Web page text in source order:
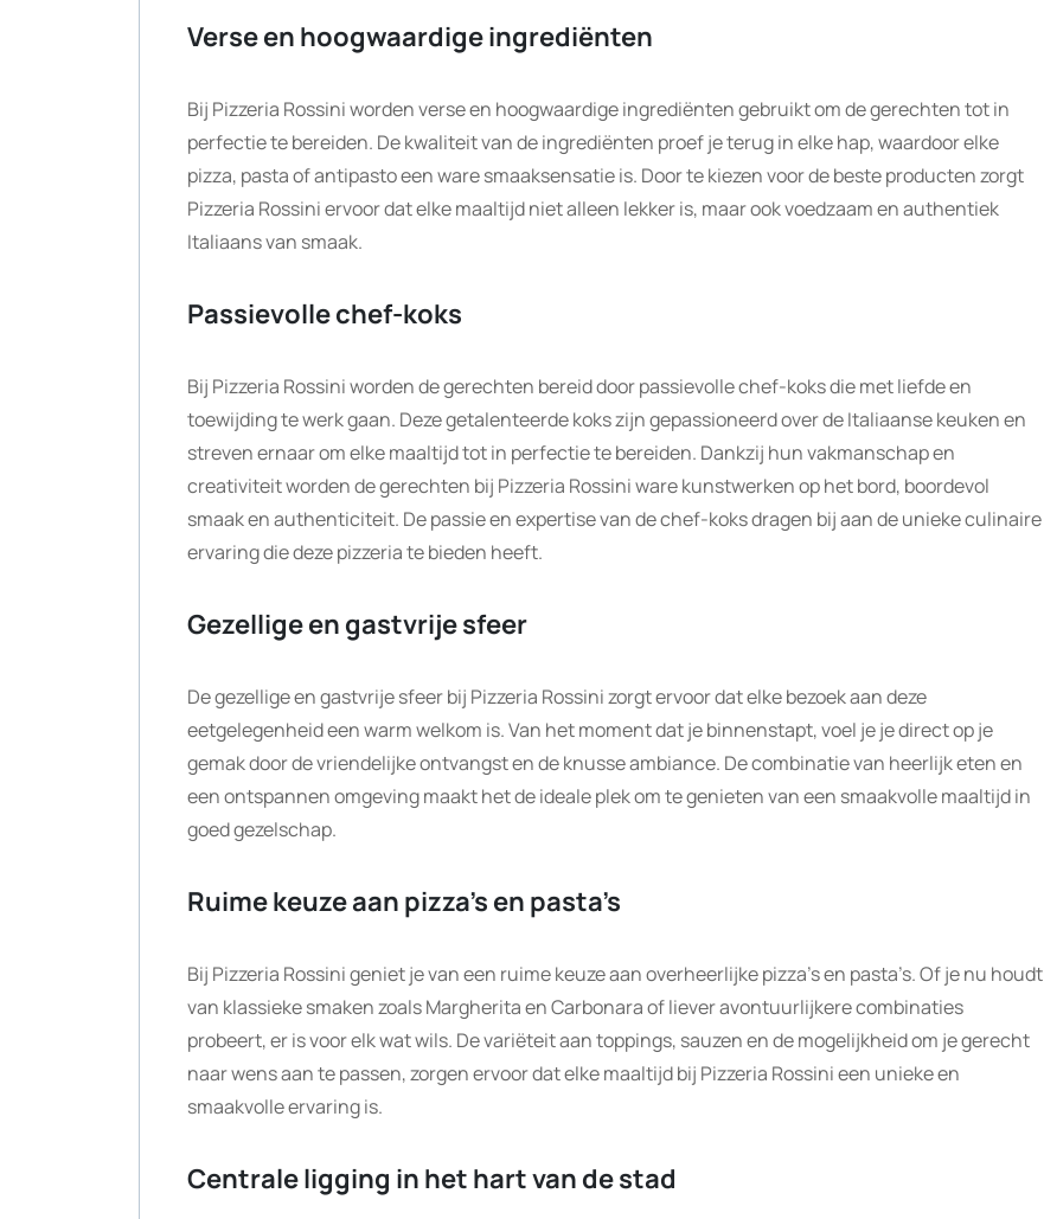
Verse en hoogwaardige ingrediënten
Bij Pizzeria Rossini worden verse en hoogwaardige ingrediënten gebruikt om de gerechten tot in
perfectie te bereiden. De kwaliteit van de ingrediënten proef je terug in elke hap, waardoor elke
pizza, pasta of antipasto een ware smaaksensatie is. Door te kiezen voor de beste producten zorgt
Pizzeria Rossini ervoor dat elke maaltijd niet alleen lekker is, maar ook voedzaam en authentiek
Italiaans van smaak.
Passievolle chef-koks
Bij Pizzeria Rossini worden de gerechten bereid door passievolle chef-koks die met liefde en
toewijding te werk gaan. Deze getalenteerde koks zijn gepassioneerd over de Italiaanse keuken en
streven ernaar om elke maaltijd tot in perfectie te bereiden. Dankzij hun vakmanschap en
creativiteit worden de gerechten bij Pizzeria Rossini ware kunstwerken op het bord, boordevol
smaak en authenticiteit. De passie en expertise van de chef-koks dragen bij aan de unieke culinaire
ervaring die deze pizzeria te bieden heeft.
Gezellige en gastvrije sfeer
De gezellige en gastvrije sfeer bij Pizzeria Rossini zorgt ervoor dat elke bezoek aan deze
eetgelegenheid een warm welkom is. Van het moment dat je binnenstapt, voel je je direct op je
gemak door de vriendelijke ontvangst en de knusse ambiance. De combinatie van heerlijk eten en
een ontspannen omgeving maakt het de ideale plek om te genieten van een smaakvolle maaltijd in
goed gezelschap.
Ruime keuze aan pizza’s en pasta’s
Bij Pizzeria Rossini geniet je van een ruime keuze aan overheerlijke pizza’s en pasta’s. Of je nu houdt
van klassieke smaken zoals Margherita en Carbonara of liever avontuurlijkere combinaties
probeert, er is voor elk wat wils. De variëteit aan toppings, sauzen en de mogelijkheid om je gerecht
naar wens aan te passen, zorgen ervoor dat elke maaltijd bij Pizzeria Rossini een unieke en
smaakvolle ervaring is.
Centrale ligging in het hart van de stad